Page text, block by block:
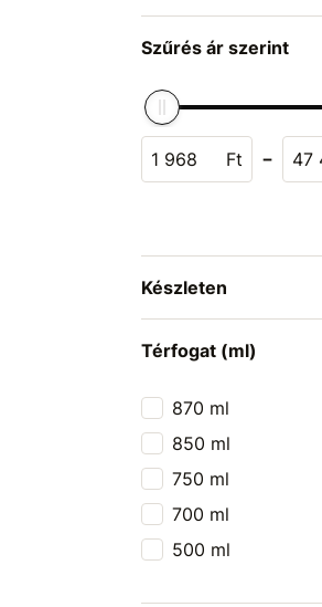
Szűrés ár szerint
Ft -
Készleten
Térfogat (ml)
870 ml
850 ml
750 ml
700 ml
500 ml